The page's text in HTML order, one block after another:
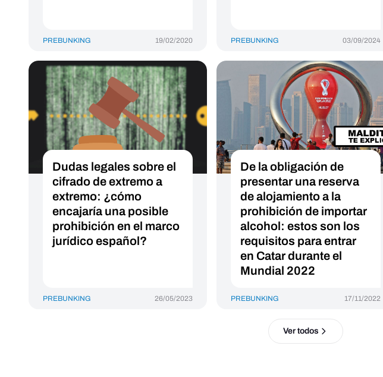
PREBUNKING 19/02/2020 PREBUNKING 03/09/2024
Dudas legales sobre el
cifrado de extremo a
extremo: ¿cómo
encajaría una posible
prohibición en el marco
jurídico español?
PREBUNKING 26/05/2023
De la obligación de
presentar una reserva
de alojamiento a la
prohibición de importar
alcohol: estos son los
requisitos para entrar
en Catar durante el
Mundial 2022
PREBUNKING 17/11/2022
Ver todos